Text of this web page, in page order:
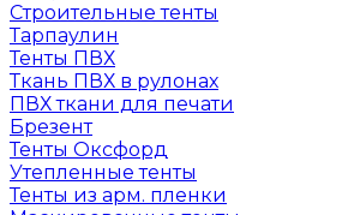
Строительные тенты
Тарпаулин
Тенты ПВХ
Ткань ПВХ в рулонах
ПВХ ткани для печати
Брезент
Тенты Оксфорд
Утепленные тенты
Тенты из арм. пленки